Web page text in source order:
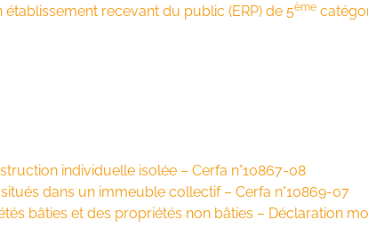
recevant du public (ERP) de 5ème
individuelle isolée – Cerfa n°10867-08
dans un immeuble collectif – Cerfa n°10869-07
bâties et des propriétés non bâties – Déclaration